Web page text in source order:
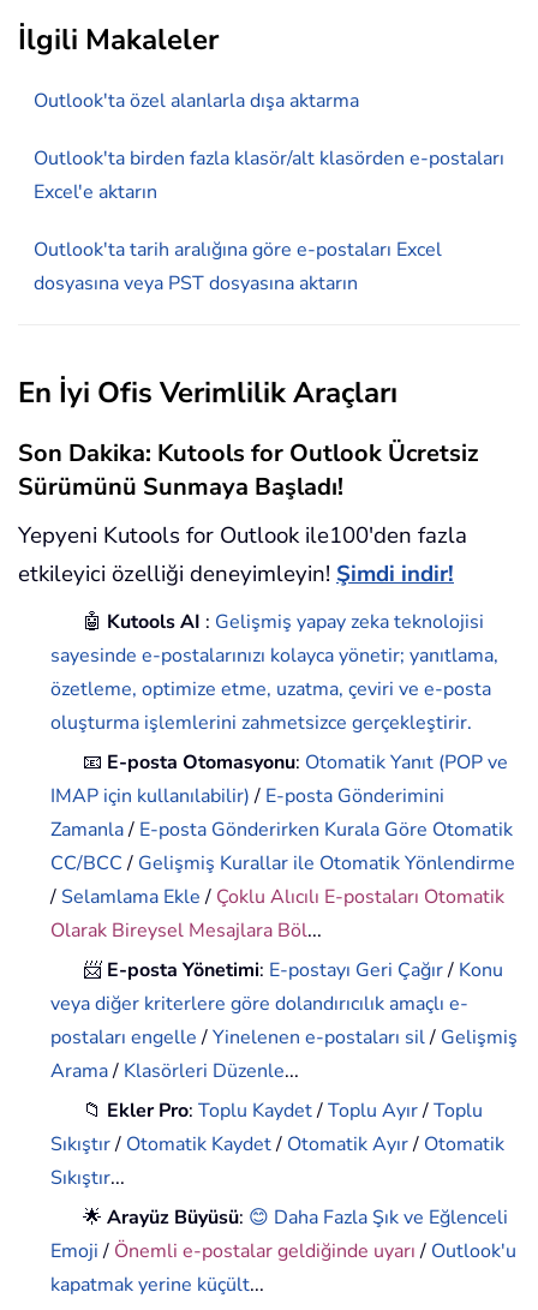
İlgili Makaleler
Outlook'ta özel alanlarla dışa aktarma
Outlook'ta birden fazla klasör/alt klasörden e-postaları
Excel'e aktarın
Outlook'ta tarih aralığına göre e-postaları Excel
dosyasına veya PST dosyasına aktarın
En İyi Ofis Verimlilik Araçları
Son Dakika: Kutools for Outlook Ücretsiz
Sürümünü Sunmaya Başladı!
Yepyeni Kutools for Outlook ile100'den fazla
etkileyici özelliği deneyimleyin! Şimdi indir!
🤖 Kutools AI : Gelişmiş yapay zeka teknolojisi
sayesinde e-postalarınızı kolayca yönetir; yanıtlama,
özetleme, optimize etme, uzatma, çeviri ve e-posta
oluşturma işlemlerini zahmetsizce gerçekleştirir.
📧 E-posta Otomasyonu: Otomatik Yanıt (POP ve
IMAP için kullanılabilir)/ E-posta Gönderimini
Zamanla/ E-posta Gönderirken Kurala Göre Otomatik
CC/BCC/ Gelişmiş Kurallar ile Otomatik Yönlendirme
/ Selamlama Ekle/ Çoklu Alıcılı E-postaları Otomatik
Olarak Bireysel Mesajlara Böl...
📨 E-posta Yönetimi: E-postayı Geri Çağır/ Konu
veya diğer kriterlere göre dolandırıcılık amaçlı e-
postaları engelle/Yinelenen e-postaları sil/ Gelişmiş
Arama/ Klasörleri Düzenle...
📁 Ekler Pro:Toplu Kaydet/Toplu Ayır/Toplu
Sıkıştır/ Otomatik Kaydet/ Otomatik Ayır/ Otomatik
Sıkıştır...
🌟Arayüz Büyüsü: 😊 Daha Fazla Şık ve Eğlenceli
Emoji/ Önemli e-postalar geldiğinde uyarı/ Outlook'u
kapatmak yerine küçült...